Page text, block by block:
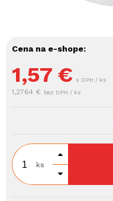
Cena na e-shope:
1,57 € s DPH / ks
1,2764 € bez DPH / ks
ks